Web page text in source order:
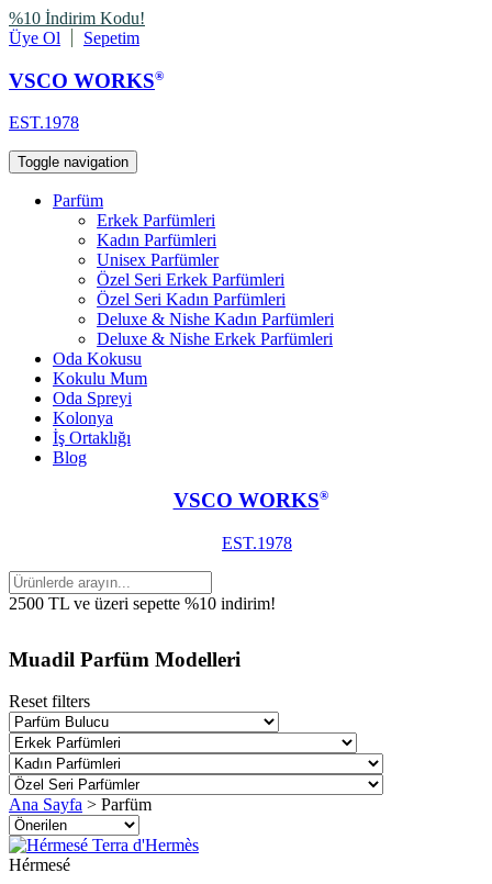
%10 İndirim Kodu!
Üye Ol
Sepetim
VSCO WORKS®
EST.1978
Toggle navigation
Parfüm
Erkek Parfümleri
Kadın Parfümleri
Unisex Parfümler
Özel Seri Erkek Parfümleri
Özel Seri Kadın Parfümleri
Deluxe & Nishe Kadın Parfümleri
Deluxe & Nishe Erkek Parfümleri
Oda Kokusu
Kokulu Mum
Oda Spreyi
Kolonya
İş Ortaklığı
Blog
VSCO WORKS®
EST.1978
2500 TL ve üzeri sepette %10 indirim!
Muadil Parfüm Modelleri
Reset filters
Ana Sayfa > Parfüm
Hérmesé